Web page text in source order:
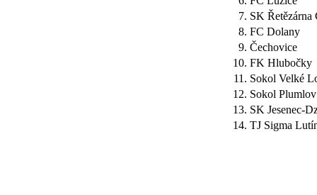
7. SK Řetězárna
8. FC Dolany
9. Čechovice
10. FK Hlubočky
11. Sokol Velké
12. Sokol Plumlov
13. SK Jesenec-
14. TJ Sigma